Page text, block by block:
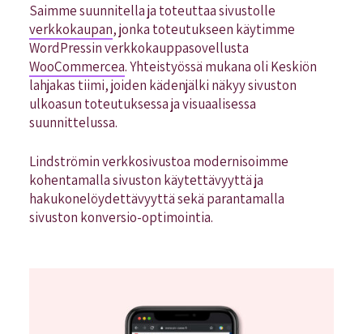
Saimme suunnitella ja toteuttaa sivustolle
verkkokaupan, jonka toteutukseen käytimme
WordPressin verkkokauppasovellusta
WooCommercea. Yhteistyössä mukana oli Keskiön
lahjakas tiimi, joiden kädenjälki näkyy sivuston
ulkoasun toteutuksessa ja visuaalisessa
suunnittelussa.
Lindströmin verkkosivustoa modernisoimme
kohentamalla sivuston käytettävyyttä ja
hakukonelöydettävyyttä sekä parantamalla
sivuston konversio-optimointia.